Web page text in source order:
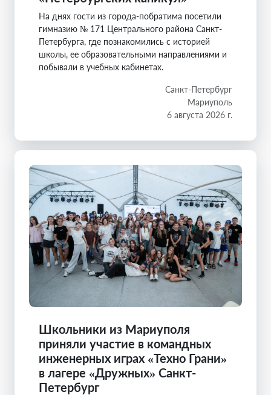
На днях гости из города-побратима посетили
гимназию № 171 Центрального района Санкт-
Петербурга, где познакомились с историей
школы, ее образовательными направлениями и
побывали в учебных кабинетах.
Санкт-Петербург
Мариуполь
6 августа 2026 г.
Школьники из Мариуполя
приняли участие в командных
инженерных играх «Техно Грани»
в лагере «Дружных» Санкт-
Петербург